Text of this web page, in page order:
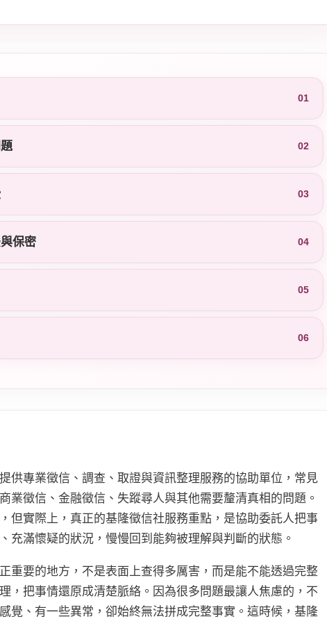
01
02
03
保密 04
05
06
供專業徵信、調查、取證與資訊整理服務的協助單位，常見
業徵信、金融徵信、失蹤尋人與其他需要釐清真相的問題。
但實際上，真正的基隆徵信社服務重點，是協助委託人把事
充滿懷疑的狀況，慢慢回到能夠被理解與判斷的狀態。
重要的地方，不是表面上查得多厲害，而是能不能透過完整
，把事情還原成清楚脈絡。因為很多問題最讓人焦慮的，不
覺、有一些異常，卻始終無法拼成完整事實。這時候，基隆